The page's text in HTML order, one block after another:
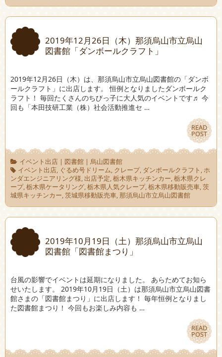
2019年12月26日（木）那須烏山市立烏山
図書館「ダンボールクラフト」
2019年12月26日（木）は、那須烏山市立烏山図書館の「ダンボ
ールクラフト」に出店します。 恒例となりましたダンボールク
ラフト！ 毎回たくさんのちびっ子に大人気のイベントです♬ 今
回も「本田技研工業（株）社会活動推進セ …
READ
POST
READ
POST
イベント出店| 図書館| 烏山図書館
イベント出店, ぐるめ号ドリーム, クレープ, ダンボールクラフト ,ホ
ンダエンジニアリング様, 出店予定,栃木県キッチンカー,栃木県クレ
ープ,栃木県ケータリング,栃木県人気クレープ,栃木県移動販売車,茨
城県キッチンカー,茨城県移動販売車,那須烏山市立烏山図書館
2019年10月19日（土）那須烏山市立烏山
図書館「図書館まつり」
台風の影響でイベントは延期になりました。 あらためてお知ら
せいたします。 2019年10月19日（土）は那須烏山市立烏山図書
館さまの「図書館まつり」に出店します！ 毎年恒例となりまし
た図書館まつり！ 今回もお楽しみ内容も …
READ
POST
READ
POST